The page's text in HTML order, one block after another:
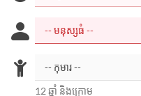
12 ឆ្នាំ និងក្រោម